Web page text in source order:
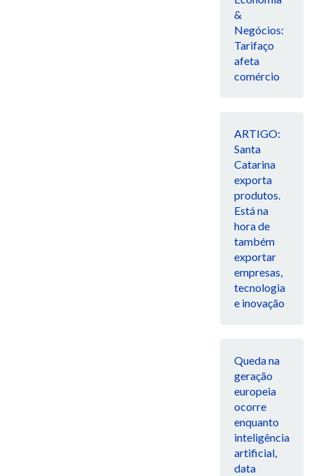
&
Negócios:
Tarifaço
afeta
comércio
ARTIGO:
Santa
Catarina
exporta
produtos.
Está na
hora de
também
exportar
empresas,
tecnologia
e inovação
Queda na
geração
europeia
ocorre
enquanto
inteligência
artificial,
data